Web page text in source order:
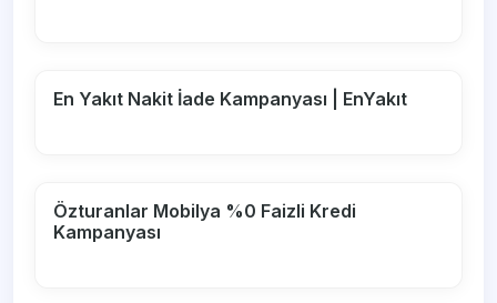
En Yakıt Nakit İade Kampanyası | EnYakıt
Özturanlar Mobilya %0 Faizli Kredi
Kampanyası